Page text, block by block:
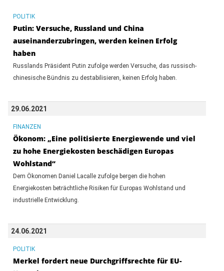
POLITIK
Putin: Versuche, Russland und China
auseinanderzubringen, werden keinen Erfolg
haben
Russlands Präsident Putin zufolge werden Versuche, das russisch-
chinesische Bündnis zu destabilisieren, keinen Erfolg haben.
29.06.2021
FINANZEN
Ökonom: „Eine politisierte Energiewende und viel
zu hohe Energiekosten beschädigen Europas
Wohlstand“
Dem Ökonomen Daniel Lacalle zufolge bergen die hohen
Energiekosten beträchtliche Risiken für Europas Wohlstand und
industrielle Entwicklung.
24.06.2021
POLITIK
Merkel fordert neue Durchgriffsrechte für EU-